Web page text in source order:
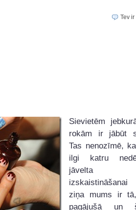
Tev ir
Sievietēm
rokām ir jābūt
Tas nenozīmē,
ilgi katru
jāvelta
ziņa mums ir
pagājušā un